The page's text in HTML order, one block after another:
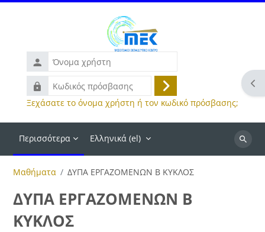
Όνομα
χρήστη
Κωδικός
πρόσβασης
Σύνδεση
Ξεχάσατε το όνομα χρήστη ή τον κωδικό πρόσβασης;
Περισσότερα Ελληνικά ‎(el)‎
Μαθήματα ΔΥΠΑ ΕΡΓΑΖΟΜΕΝΩΝ Β ΚΥΚΛΟΣ
ΔΥΠΑ ΕΡΓΑΖΟΜΕΝΩΝ Β
ΚΥΚΛΟΣ